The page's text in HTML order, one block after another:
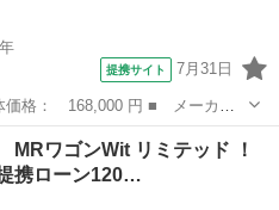
提携サイト 7月31日
ン ■ グレード名： Ｘ バッ
ミラー ベンチシート ＣＶＴ
MRワゴンWit リミテッド ！
携ローン120…